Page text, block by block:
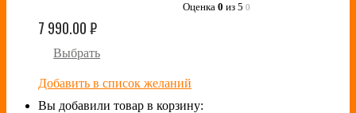
Оценка 0 из 5 0
7 990.00₽
Выбрать
Добавить в список желаний
Вы добавили товар в корзину: